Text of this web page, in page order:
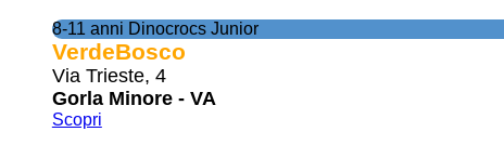
8-11 anni Dinocrocs Junior
VerdeBosco
Via Trieste, 4
Gorla Minore - VA
Scopri